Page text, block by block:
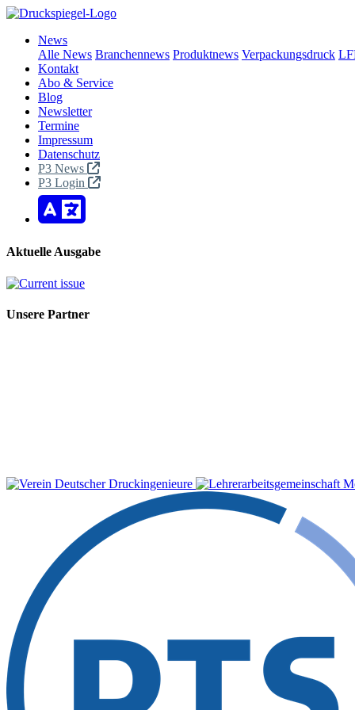
News
Alle News Branchennews Produktnews Verpackungsdruck
Kontakt
Abo & Service
Blog
Newsletter
Termine
Impressum
Datenschutz
P3 News
P3 Login
Aktuelle Ausgabe
Unsere Partner